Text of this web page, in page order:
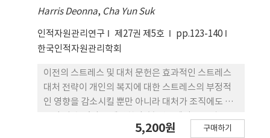
시킴으로써 혁신행동을 유도할 수 있다는 것을 밝혔
다는 점에서 의미가 있다.
의도로 연결되는 선상에서 조직 및 직무배태성의 프
로세스 역할을 살펴보고자 한다. 본 연구의 이론 정립
을 위한 배경은 사회적으로 여러 요인들이 교환되는
다. 또한 국내에서 다소 생소한 조직배태성 측정 도구
를 도입하여 타당성과 신뢰성을 검증하고자 하였다.
더 나아가 실증 분석을 위해 직장인들을 대상으로 3주
의 시차를 둔 설문 조사를 진행하여 241개의 분석 자
료를 활용하였다. 결과에 따르면 신뢰 및 성과-보상
Harris Deonna, Cha Yun Suk
인적자원관리연구 제27권 제5호
pp.123-140
한국인적자원관리학회
이전의 스트레스 및 대처 문헌은 효과적인 스트레스
대처 전략이 개인의 복지에 대한 스트레스의 부정적
인 영향을 감소시킬 뿐만 아니라 대처가 조직에도 도
상 불균형이 직원의 잡 크래프팅에 어떠한 영향을 미
5,200원 구매하기